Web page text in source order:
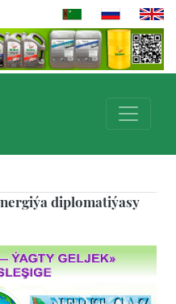
diplomatiýasy